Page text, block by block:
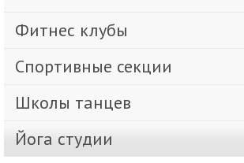
Фитнес клубы
Спортивные секции
Школы танцев
Йога студии